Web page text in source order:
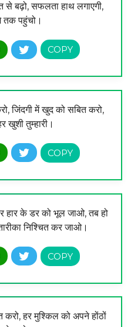
से बढ़ो, सफलता हाथ लगाएगी,
तक पहुंचो।
जिंदगी में खुद को सबित करो,
खुशी तुम्हारी।
हार के डर को भूल जाओ, तब हो
निश्चित कर जाओ।
हर मुश्किल को अपने होंठों